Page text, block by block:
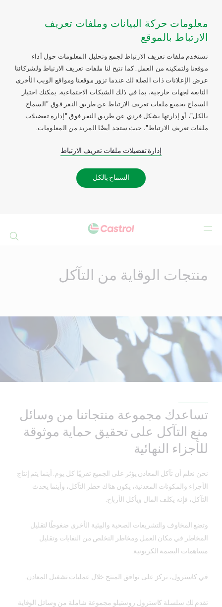
معلومات حركة البيانات وملفات تعريف
الارتباط بالموقع
نستخدم ملفات تعريف الارتباط لجمع وتحليل المعلومات حول أداء
موقعنا ولتمكينه من العمل. كما تتيح لنا ملفات تعريف الارتباط ولشركائنا
عرض الإعلانات ذات الصلة لك عندما تزور موقعنا ومواقع الويب الأخرى
التابعة لجهات خارجية، بما في ذلك الشبكات الاجتماعية. يمكنك اختيار
السماح بجميع ملفات تعريف الارتباط عن طريق النقر فوق "السماح
بالكل"، أو إدارتها بشكل فردي عن طريق النقر فوق "إدارة تفضيلات
ملفات تعريف الارتباط"، حيث ستجد أيضًا المزيد من المعلومات.
إدارة تفضيلات ملفات تعريف الارتباط
السماح بالكل
منتجات الوقاية من التآكل
تساعدك مجموعة منتجاتنا من وسائل
منع التآكل على تحقيق حماية موثوقة
للأجزاء النهائية
نحن نعلم أن تآكل المعادن يؤثر على الجميع تقريبًا كل يوم. أينما يتم إنتاج
الأجزاء والمكونات المعدنية، يكون هناك خطر التآكل، وأينما يحدث
التآكل، فإنه يكلف المال ويأكل الأرباح.
وتضع المخاوف والتشريعات الصحية والبيئية الأخرى ضغوطًا لتقليل
المخاطر في مكان العمل ومخاطر التخلص من النفايات وتقليل
مساهمات البصمة الكربونية.
في كاسترول، نركز على توافق المنتج خلال عمليات تشغيل المعادن.
تقدم لك سلسلة كاسترول روستيلو مجموعة شاملة من وسائل الوقاية